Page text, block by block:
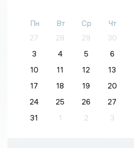
Пн Вт Ср Чт
27
28 29 30
3
4 5 6
10
11 12 13
17
18 19 20
24
25 26 27
31
1 2 3